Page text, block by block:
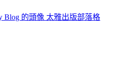
太雅出版部落格